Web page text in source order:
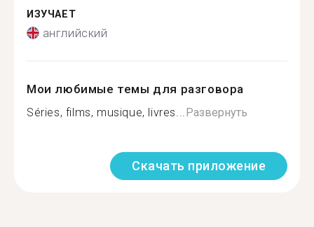
ИЗУЧАЕТ
английский
Мои любимые темы для разговора
Séries, films, musique, livres... Развернуть
Скачать приложение